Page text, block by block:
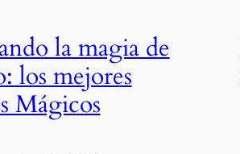
la magia de
los mejores
Mágicos